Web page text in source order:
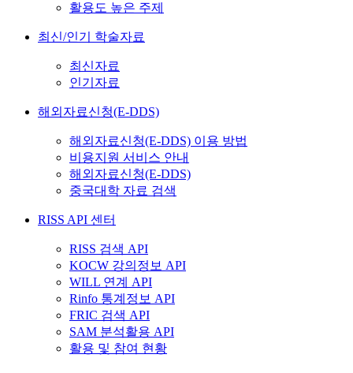
활용도 높은 주제
최신/인기 학술자료
최신자료
인기자료
해외자료신청(E-DDS)
해외자료신청(E-DDS) 이용 방법
비용지원 서비스 안내
해외자료신청(E-DDS)
중국대학 자료 검색
RISS API 센터
RISS 검색 API
KOCW 강의정보 API
WILL 연계 API
Rinfo 통계정보 API
FRIC 검색 API
SAM 분석활용 API
활용 및 참여 현황